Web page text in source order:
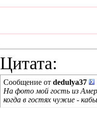
Цитата:
Сообщение от dedulya37
На фото мой гость из
когда в гостях чужие -